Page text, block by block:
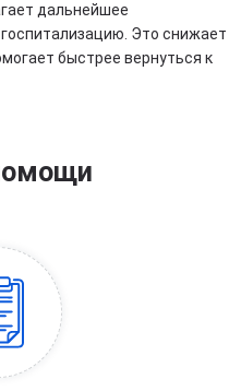
дальнейшее
Это снижает
быстрее вернуться к